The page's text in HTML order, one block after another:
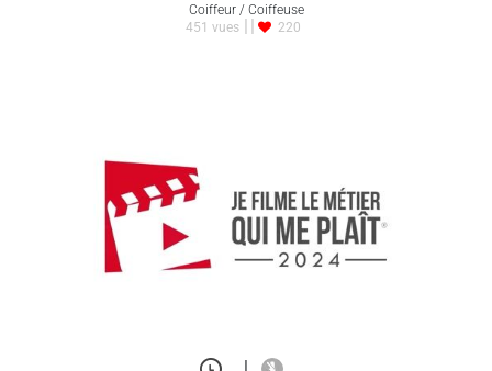
Coiffeur / Coiffeuse
451 vues
220